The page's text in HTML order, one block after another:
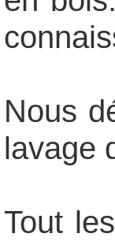
Nous
lavage
Tout